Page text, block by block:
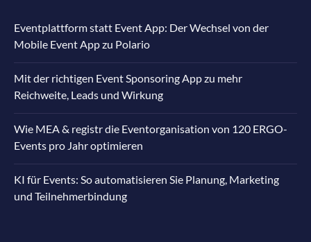
Eventplattform statt Event App: Der Wechsel von der
Mobile Event App zu Polario
Mit der richtigen Event Sponsoring App zu mehr
Reichweite, Leads und Wirkung
Wie MEA & registr die Eventorganisation von 120 ERGO-
Events pro Jahr optimieren
KI für Events: So automatisieren Sie Planung, Marketing
und Teilnehmerbindung